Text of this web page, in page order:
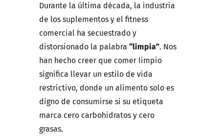
Durante la última década, la industria
de los suplementos y el fitness
comercial ha secuestrado y
distorsionado la palabra “limpia”. Nos
han hecho creer que comer limpio
significa llevar un estilo de vida
restrictivo, donde un alimento solo es
digno de consumirse si su etiqueta
marca cero carbohidratos y cero
grasas.